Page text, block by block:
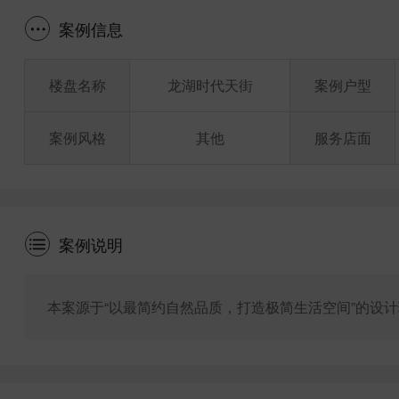
案例信息
楼盘名称
案例风格
龙湖时代天街
其他
案例户型
服务店面
案例说明
本案源于“以最简约自然品质，打造极简生活空间”的设